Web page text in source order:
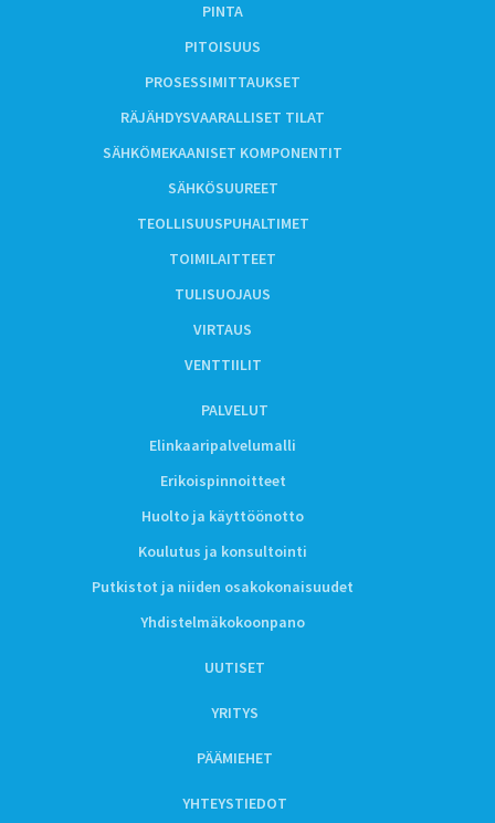
PINTA
PITOISUUS
PROSESSIMITTAUKSET
RÄJÄHDYSVAARALLISET TILAT
SÄHKÖMEKAANISET KOMPONENTIT
SÄHKÖSUUREET
TEOLLISUUSPUHALTIMET
TOIMILAITTEET
TULISUOJAUS
VIRTAUS
VENTTIILIT
PALVELUT
Elinkaaripalvelumalli
Erikoispinnoitteet
Huolto ja käyttöönotto
Koulutus ja konsultointi
Putkistot ja niiden osakokonaisuudet
Yhdistelmäkokoonpano
UUTISET
YRITYS
PÄÄMIEHET
YHTEYSTIEDOT